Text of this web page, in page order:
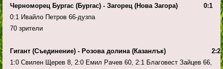
Черноморец Бургас (Бургас) - Загорец (Нова Загора) 0:1
0:1 Ивайло Петров 66-дузпа
70 зрители
Гигант (Съединение) - Розова долина (Казанлък) 2:2
1:0 Свилен Щерев 8, 2:0 Емил Рачев 60, 2:1 Благовест Зайцев 66,